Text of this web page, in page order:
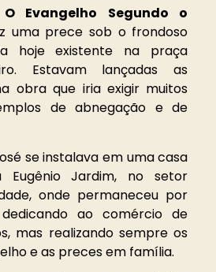
O Evangelho Segundo o
uma prece sob o frondoso
hoje existente na praça
Estavam lançadas as
obra que iria exigir muitos
de abnegação e de
se instalava em uma casa
Eugênio Jardim, no setor
onde permaneceu por
ao comércio de
mas realizando sempre os
e as preces em família.